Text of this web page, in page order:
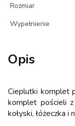
Rozmiar
Wypełnienie
Opis
Cieplutki komplet
komplet pościeli
kołyski, łóżeczka i